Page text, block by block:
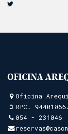
OFICINA
Oficina
RPC.
054 - 231046